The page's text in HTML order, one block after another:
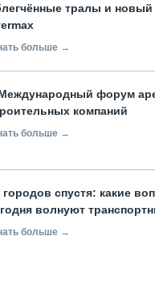
тралы и новый
больше →
форум
компаний
больше →
городов спустя: какие
волнуют
больше →